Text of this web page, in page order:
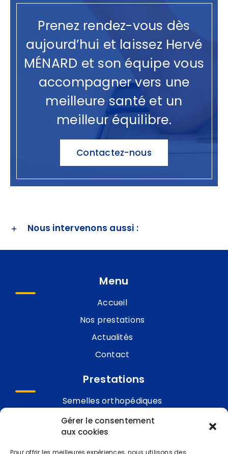
Gérer le consentement
aux cookies
Pour offrir les meilleures expériences, nous utilisons des
Prenez rendez-vous dès
aujourd’hui et laissez Hervé
MÉNARD et son équipe vous
accompagner vers une
meilleure santé et un
meilleur équilibre.
Contactez-nous
Nous intervenons aussi :
Menu
Accueil
Nos prestations
Actualités
Contact
Prestations
Semelles orthopédiques
Posturologie
Posturologie du sport